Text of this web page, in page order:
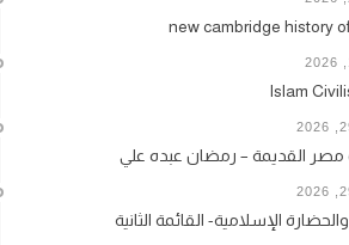
new cambridge history
Islam
مصر القديمة – رمضان عبده علي
الإسلامية- القائمة الثانية